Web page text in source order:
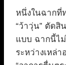
หนึ่งในฉากที่
“ว้าวุ่น” ตัดสิ
แบบ ฉากนี้ไม่
ระหว่างเหล่